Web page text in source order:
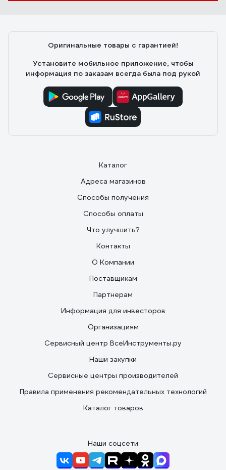
Оригинальные товары с гарантией!
Установите мобильное приложение, чтобы
информация по заказам всегда была под рукой
Каталог
Адреса магазинов
Способы получения
Способы оплаты
Что улучшить?
Контакты
О Компании
Поставщикам
Партнерам
Информация для инвесторов
Организациям
Сервисный центр ВсеИнструменты.ру
Наши закупки
Сервисные центры производителей
Правила применения рекомендательных технологий
Каталог товаров
Наши соцсети